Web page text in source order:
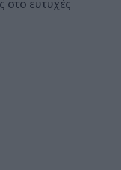
στο ευτυχές